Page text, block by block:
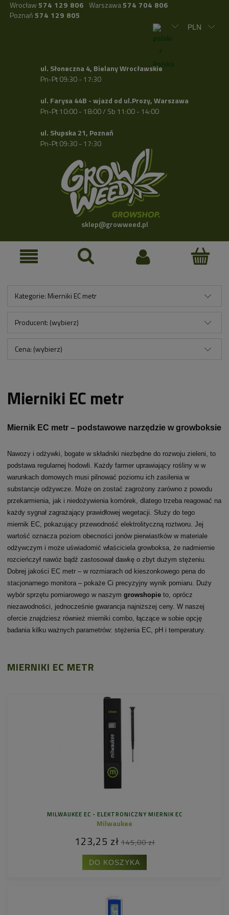
Wrocław 574 129 806 Warszawa574 704 806
Poznań 574 129 805
ul. Słoneczna 4, Bielany Wrocławskie
Pn-Pt 09:30 - 17:30
ul. Farysa 44B - wjazd od ul.Prozy, Warszawa
Pn-Pt 10:00 - 18:00 / Sb 11:00 - 14:00
ul. Słupska 21, Poznań
Pn-Pt 09:30 - 17:30
sklep@growweed.pl
Kategorie: Mierniki EC metr
Producent: (wybierz)
Cena: (wybierz)
Mierniki EC metr
Miernik EC metr – podstawowe narzędzie w growboksie
Nawozy i odżywki, bogate w składniki niezbędne do rozwoju zieleni, to
podstawa regularnej hodowli. Każdy farmer uprawiający rośliny w w
warunkach domowych musi pilnować poziomu ich zasilenia w
substancje odżywcze. Może on zostać zagrożony zarówno z powodu
przekarmienia, jak i niedożywienia komórek, dlatego trzeba reagować na
każdy sygnał zagrażający prawidłowej wegetacji. Służy do tego
miernik EC, pokazujący przewodność elektrolityczną roztworu. Jej
wartość oznacza poziom obecności jonów pierwiastków w materiale
odżywczym i może uświadomić właściciela growboksa, że nadmiernie
rozcieńczył nawóz bądź zastosował dawkę o zbyt dużym stężeniu.
Dobrej jakości EC metr – w rozmiarach od kieszonkowego pena do
stacjonarnego monitora – pokaże Ci precyzyjny wynik pomiaru. Duży
wybór sprzętu pomiarowego w naszym growshopie to, oprócz
niezawodności, jednocześnie gwarancja najniższej ceny. W naszej
ofercie znajdziesz również mierniki combo, łączące w sobie opcję
badania kilku ważnych parametrów: stężenia EC, pH i temperatury.
MIERNIKI EC METR
MILWAUKEE EC - ELEKTRONICZNY MIERNIK EC
Milwaukee
123,25 zł 145,00 zł
DO KOSZYKA